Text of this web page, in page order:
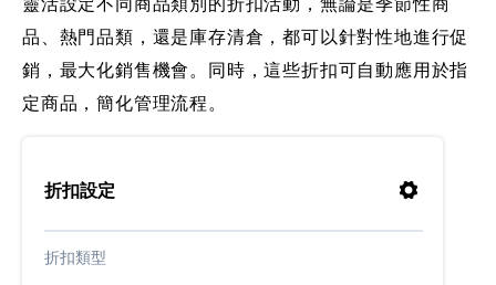
品、熱門品類，還是庫存清倉，都可以針對性地進行促
銷，最大化銷售機會。同時，這些折扣可自動應用於指
定商品，簡化管理流程。
折扣設定
折扣類型